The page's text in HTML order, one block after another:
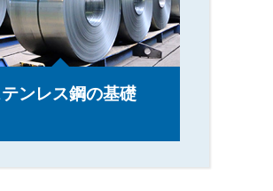
テンレス鋼の基礎